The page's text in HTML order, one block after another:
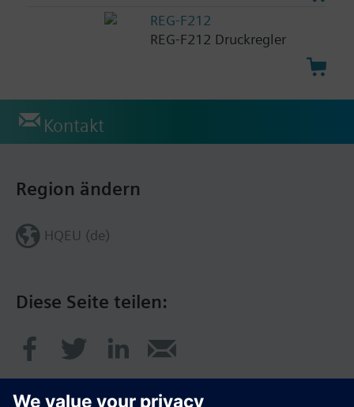
REG-F212
REG-F212 Druckregler
Kontakt
Diese Seite teilen:
Region ändern
HQEU (de)